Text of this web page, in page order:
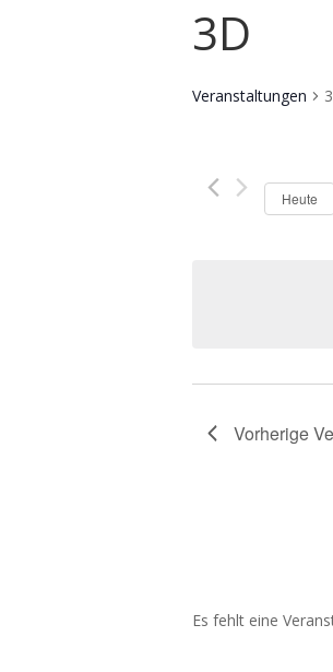
3D
Veranstaltungen
Heute
Vorherige
Es fehlt eine